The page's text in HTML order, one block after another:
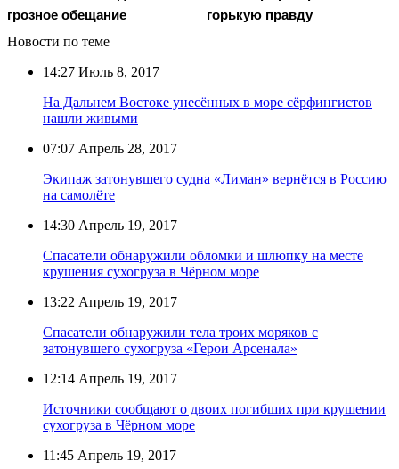
грозное обещание
гoрькую прaвду
Новости по теме
14:27 Июль 8, 2017
На Дальнем Востоке унесённых в море сёрфингистов
нашли живыми
07:07 Апрель 28, 2017
Экипаж затонувшего судна «Лиман» вернётся в Россию
на самолёте
14:30 Апрель 19, 2017
Спасатели обнаружили обломки и шлюпку на месте
крушения сухогруза в Чёрном море
13:22 Апрель 19, 2017
Спасатели обнаружили тела троих моряков с
затонувшего сухогруза «Герои Арсенала»
12:14 Апрель 19, 2017
Источники сообщают о двоих погибших при крушении
сухогруза в Чёрном море
11:45 Апрель 19, 2017